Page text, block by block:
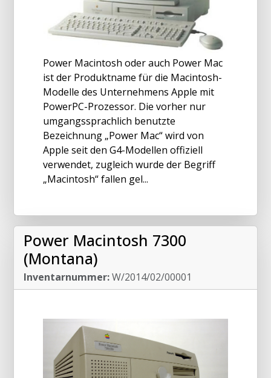
Power Macintosh oder auch Power Mac
ist der Produktname für die Macintosh-
Modelle des Unternehmens Apple mit
PowerPC-Prozessor. Die vorher nur
umgangssprachlich benutzte
Bezeichnung „Power Mac“ wird von
Apple seit den G4-Modellen offiziell
verwendet, zugleich wurde der Begriff
„Macintosh“ fallen gel...
Power Macintosh 7300
(Montana)
Inventarnummer:W/2014/02/00001